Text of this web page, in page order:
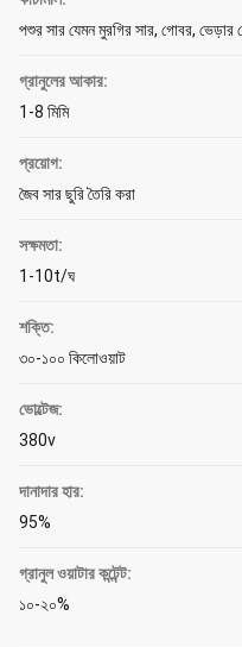
পশুর সার যেমন মুরগির সার, গোবর, ভেড়ার
গ্রানুলের আকার:
1-8 মিমি
প্রয়োগ:
জৈব সার ছুরি তৈরি করা
সক্ষমতা:
1-10t/ঘ
শক্তি:
৩০-১০০ কিলোওয়াট
ভোল্টেজ:
380v
দানাদার হার:
95%
গ্রানুল ওয়াটার কন্টেন্ট:
১০-২০%